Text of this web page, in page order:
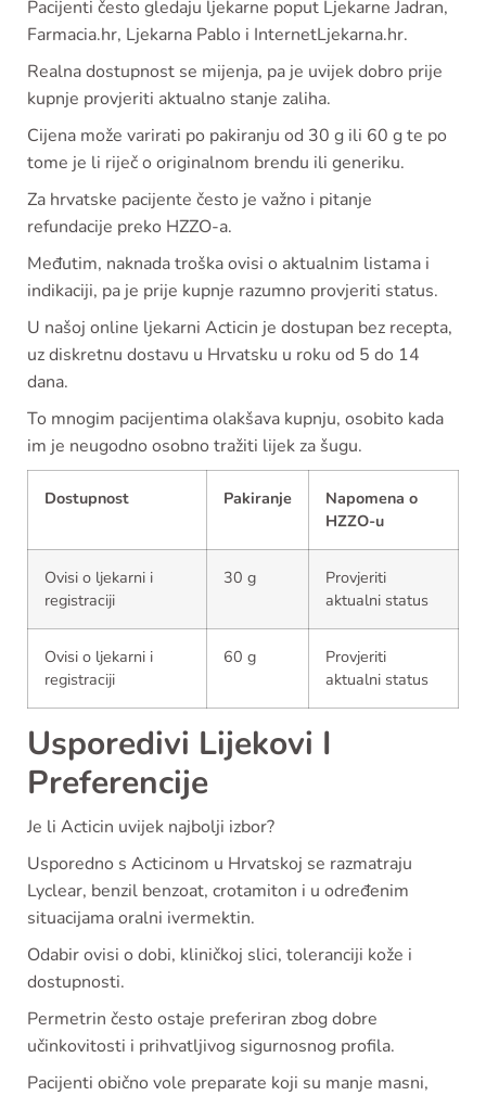
Pacijenti često gledaju ljekarne poput Ljekarne Jadran,
Farmacia.hr, Ljekarna Pablo i InternetLjekarna.hr.
Realna dostupnost se mijenja, pa je uvijek dobro prije
kupnje provjeriti aktualno stanje zaliha.
Cijena može varirati po pakiranju od 30 g ili 60 g te po
tome je li riječ o originalnom brendu ili generiku.
Za hrvatske pacijente često je važno i pitanje
refundacije preko HZZO-a.
Međutim, naknada troška ovisi o aktualnim listama i
indikaciji, pa je prije kupnje razumno provjeriti status.
U našoj online ljekarni Acticin je dostupan bez recepta,
uz diskretnu dostavu u Hrvatsku u roku od 5 do 14
dana.
To mnogim pacijentima olakšava kupnju, osobito kada
im je neugodno osobno tražiti lijek za šugu.
Dostupnost Pakiranje
Napomena o
HZZO-u
Ovisi o ljekarni i
registraciji
30 g
Provjeriti
aktualni status
Ovisi o ljekarni i
registraciji
60 g
Provjeriti
aktualni status
Usporedivi Lijekovi I
Preferencije
Je li Acticin uvijek najbolji izbor?
Usporedno s Acticinom u Hrvatskoj se razmatraju
Lyclear, benzil benzoat, crotamiton i u određenim
situacijama oralni ivermektin.
Odabir ovisi o dobi, kliničkoj slici, toleranciji kože i
dostupnosti.
Permetrin često ostaje preferiran zbog dobre
učinkovitosti i prihvatljivog sigurnosnog profila.
Pacijenti obično vole preparate koji su manje masni,